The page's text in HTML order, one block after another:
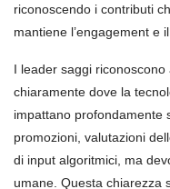
riconoscendo i contributi
mantiene l’engagement e
I leader saggi
chiaramente dove la
impattano profondamente
promozioni, valutazioni
di input algoritmici, ma
umane. Questa chiarezza